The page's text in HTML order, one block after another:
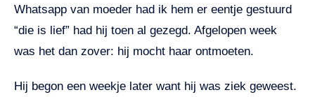
Whatsapp van moeder had ik hem er eentje gestuurd
“die is lief” had hij toen al gezegd. Afgelopen week
was het dan zover: hij mocht haar ontmoeten.
Hij begon een weekje later want hij was ziek geweest.